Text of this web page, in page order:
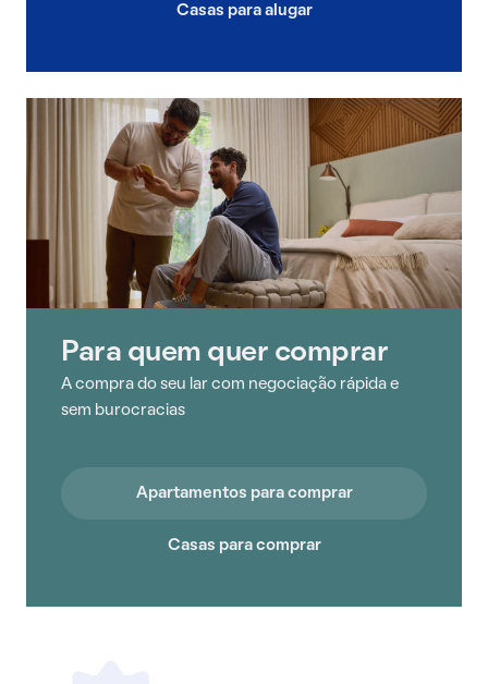
Casas para alugar
Para quem quer comprar
A compra do seu lar com negociação rápida e
sem burocracias
Apartamentos para comprar
Casas para comprar